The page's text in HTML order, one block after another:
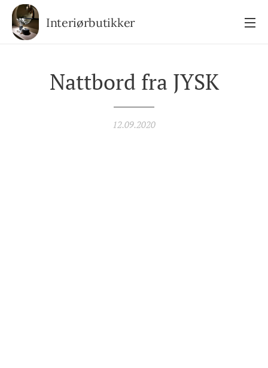
Interiørbutikker
Nattbord fra JYSK
12.09.2020